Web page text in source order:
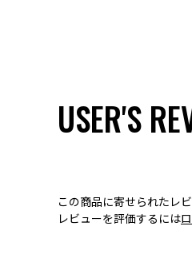
USER'S
この商品に寄せられたレ
レビューを評価するには